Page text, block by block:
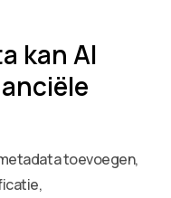
kan AI
toevoegen,